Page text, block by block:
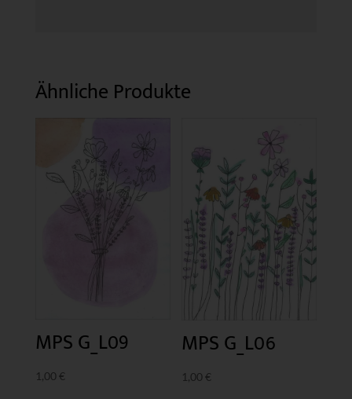
Ähnliche Produkte
MPS G_L09
1,00 €
MPS G_L06
1,00 €